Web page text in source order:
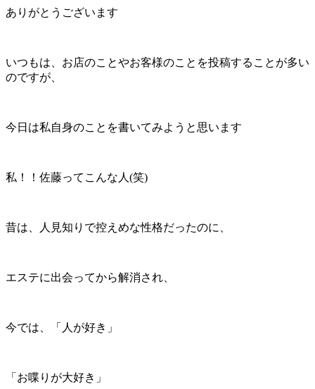
ありがとうございます
いつもは、お店のことやお客様のことを投稿することが多い
のですが、
今日は私自身のことを書いてみようと思います
私！！佐藤ってこんな人(笑)
昔は、人見知りで控えめな性格だったのに、
エステに出会ってから解消され、
今では、「人が好き」
「お喋りが大好き」